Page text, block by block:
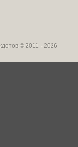
© 2011 - 2026